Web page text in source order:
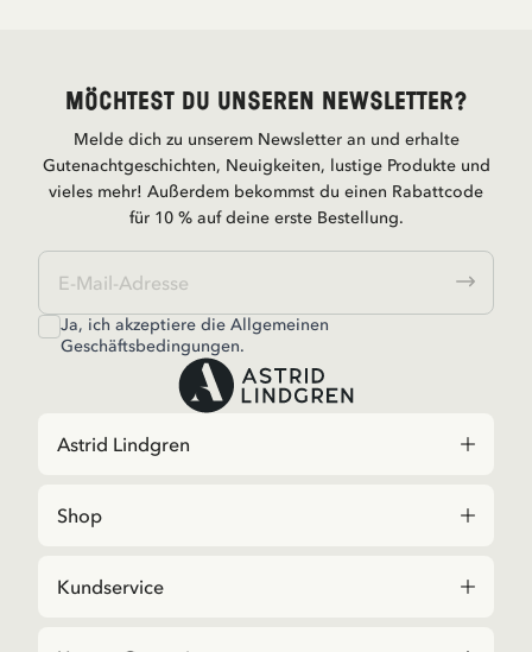
Möchtest du unseren Newsletter?
Melde dich zu unserem Newsletter an und erhalte
Gutenachtgeschichten, Neuigkeiten, lustige Produkte und
vieles mehr! Außerdem bekommst du einen Rabattcode
für 10 % auf deine erste Bestellung.
Ja, ich akzeptiere dieAllgemeinen
Geschäftsbedingungen.
Astrid Lindgren
Shop
Kundservice